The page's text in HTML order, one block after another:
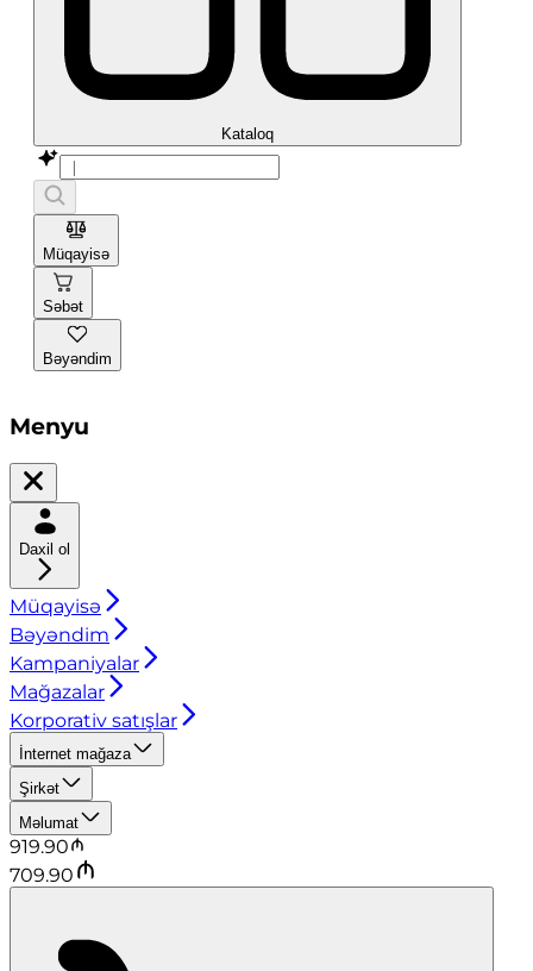
Kataloq
Müqayisə
Səbət
Bəyəndim
Menyu
Daxil ol
Müqayisə
Bəyəndim
Kampaniyalar
Mağazalar
Korporativ satışlar
İnternet mağaza
Şirkət
Məlumat
919.90
709.90